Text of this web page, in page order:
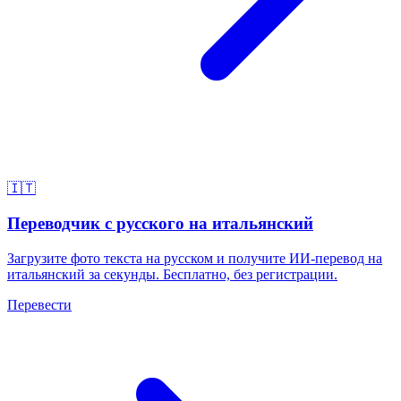
🇮🇹
Переводчик с русского на итальянский
Загрузите фото текста на русском и получите ИИ-перевод на
итальянский за секунды. Бесплатно, без регистрации.
Перевести